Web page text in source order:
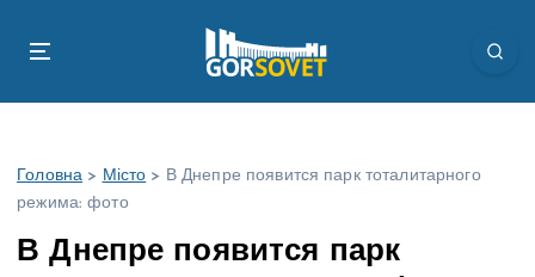
Головна > Місто > В Днепре появится парк тоталитарного
режима: фото
В Днепре появится парк